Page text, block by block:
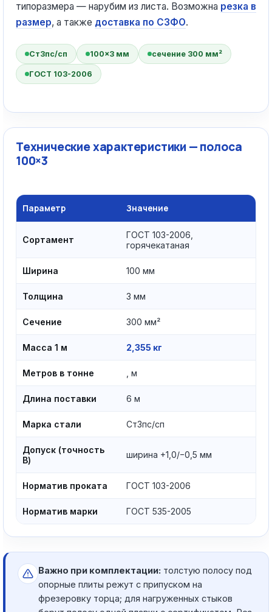
типоразмера — нарубим из листа. Возможна резка в
размер, а также доставка по СЗФО.
Ст3пс/сп 100×3 мм сечение 300 мм²
ГОСТ 103-2006
Технические характеристики — полоса
100×3
Параметр Значение
Сортамент
ГОСТ 103-2006,
горячекатаная
Ширина 100 мм
Толщина 3 мм
Сечение 300 мм²
Масса 1 м 2,355 кг
Метров в тонне , м
Длина поставки 6 м
Марка стали Ст3пс/сп
Допуск (точность
В)
ширина +1,0/−0,5 мм
Норматив проката ГОСТ 103-2006
Норматив марки ГОСТ 535-2005
Важно при комплектации: толстую полосу под
опорные плиты режут с припуском на
фрезеровку торца; для нагруженных стыков